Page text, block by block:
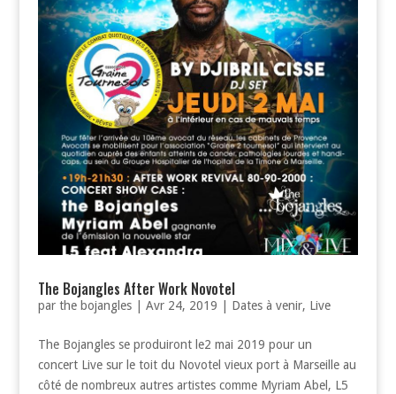
The Bojangles After Work Novotel
par the bojangles| Avr 24, 2019 Dates à venir, Live
The Bojangles se produiront le2 mai 2019 pour un
concert Live sur le toit du Novotel vieux port à Marseille au
côté de nombreux autres artistes comme Myriam Abel, L5